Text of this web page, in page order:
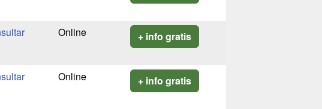
Online + info gratis
Online + info gratis